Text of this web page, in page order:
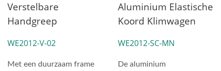
Verstelbare
Handgreep
Compacte Stalen
Frame Handtruck
WE2012-V-02
Met een duurzaam frame
Aluminium Elastische
Koord Klimwagen
(Laadvermogen 70
Kg)
WE2012-SC-MN
De aluminium